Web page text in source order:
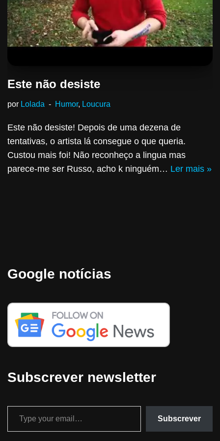
Este não desiste
por Lolada Humor, Loucura
Este não desiste! Depois de uma dezena de
tentativas, o artista lá consegue o que queria.
Custou mais foi! Não reconheço a lingua mas
parece-me ser Russo, acho k ninguém… Ler mais »
Google notícias
Subscrever newsletter
Subscrever